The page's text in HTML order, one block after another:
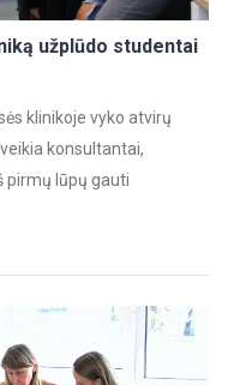
užplūdo studentai
klinikoje vyko atvirų
konsultantai,
pirmų lūpų gauti